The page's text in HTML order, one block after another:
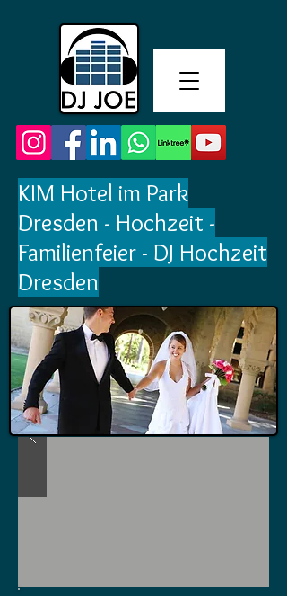
KIM Hotel im Park
Dresden - Hochzeit -
Familienfeier - DJ Hochzeit
Dresden